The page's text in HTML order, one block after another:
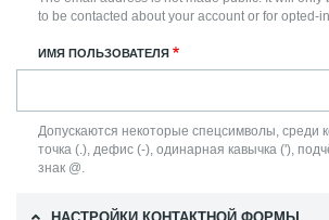
to be contacted about your account or for opted-
ИМЯ ПОЛЬЗОВАТЕЛЯ
Допускаются некоторые спецсимволы, среди
точка (.), дефис (-), одинарная кавычка ('),
знак @.